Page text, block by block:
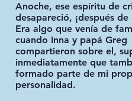
Anoche, ese espíritu de
desapareció, ¡después de
Era algo que venía de
cuando Inna y papá Greg
compartieron sobre el,
inmediatamente que
formado parte de mi
personalidad.